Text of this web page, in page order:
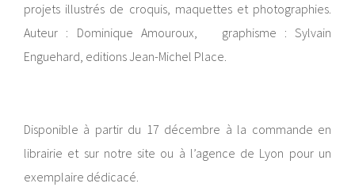
projets illustrés de croquis, maquettes et photographies.
Auteur : Dominique Amouroux, graphisme : Sylvain
Enguehard, editions Jean-Michel Place.
Disponible à partir du 17 décembre à la commande en
librairie et sur notre site ou à l’agence de Lyon pour un
exemplaire dédicacé.